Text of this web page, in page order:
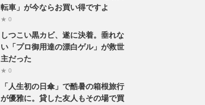
転車」が今ならお買い得ですよ
★ 0
しつこい黒カビ、遂に決着。垂れな
い「プロ御用達の漂白ゲル」が救世
主だった
★ 0
「人生初の日傘」で酷暑の箱根旅行
が優雅に。貸した友人もその場で買